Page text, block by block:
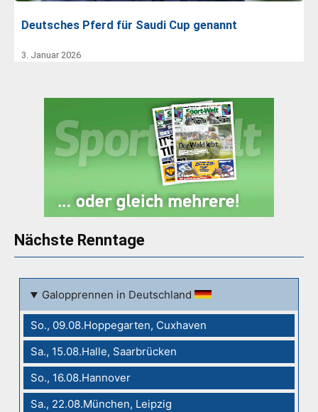
Deutsches Pferd für Saudi Cup genannt
3. Januar 2026
Nächste Renntage
Galopprennen in Deutschland
So., 09.08.Hoppegarten, Cuxhaven
Sa., 15.08.Halle, Saarbrücken
So., 16.08.Hannover
Sa., 22.08.München, Leipzig